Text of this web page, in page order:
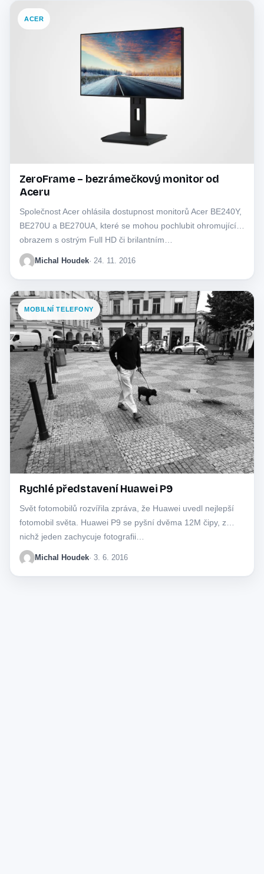
ACER
ZeroFrame – bezrámečkový monitor od
Aceru
Společnost Acer ohlásila dostupnost monitorů Acer BE240Y,
BE270U a BE270UA, které se mohou pochlubit ohromujícím
obrazem s ostrým Full HD či brilantním…
Michal Houdek· 24. 11. 2016
MOBILNÍ TELEFONY
Rychlé představení Huawei P9
Svět fotomobilů rozvířila zpráva, že Huawei uvedl nejlepší
fotomobil světa. Huawei P9 se pyšní dvěma 12M čipy, z
nichž jeden zachycuje fotografii…
Michal Houdek· 3. 6. 2016